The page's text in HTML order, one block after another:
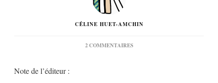
CÉLINE HUET-AMCHIN
2 COMMENTAIRESSUR
Note de l’éditeur :